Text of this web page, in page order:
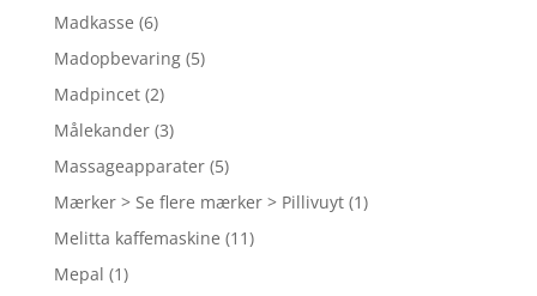
Madkasse (6)
Madopbevaring (5)
Madpincet (2)
Målekander (3)
Massageapparater (5)
Mærker > Se flere mærker > Pillivuyt (1)
Melitta kaffemaskine (11)
Mepal (1)